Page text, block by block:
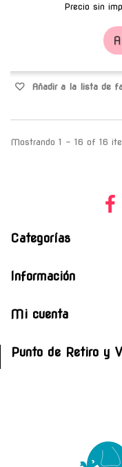
Precio sin
Añadir a la lista de
Mostrando 1 - 16 of 16
Categorías
Información
Mi cuenta
Punto de Retiro y